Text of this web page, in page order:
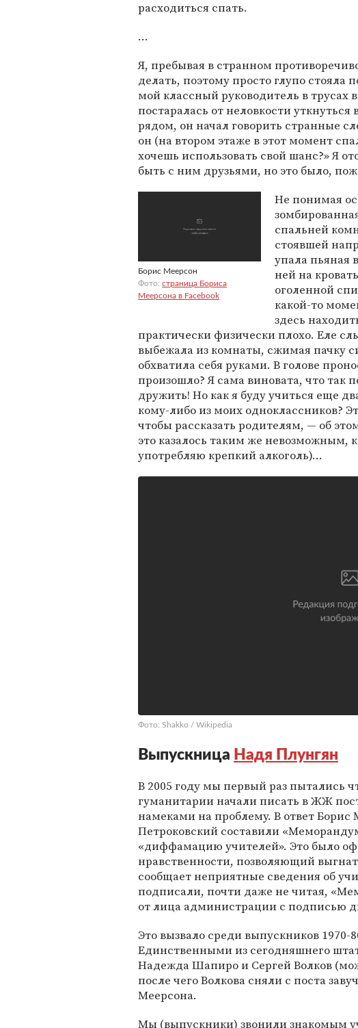
расходиться спать.
...
Я, пребывая в странном
делать, поэтому просто глупо стояла
мой классный руководитель в
постаралась от неловкости
рядом, он начал говорить странные
он (на втором этаже в этот момент
хочешь использовать свой шанс?» Я
быть с ним друзьями, но это было,
Борис Меерсон
Фото: страница Бориса
Меерсона в Facebook
Не понимая
спальней
стоявшей
упала пьяная
ней на
оголенной
какой-то
здесь
практически физически плохо. Еле
выбежала из комнаты, сжимая пачку
обхватила себя руками. В голове
произошло? Я сама виновата, что так
дружить! Но как я буду учиться еще
кому-либо из моих одноклассников?
чтобы рассказать родителям, — об
это казалось таким же невозможным,
употребляю крепкий алкоголь)...
Фото: Shakko / Wikipedia
Выпускница Надя Плунгян
В 2005 году мы первый раз пытались
гуманитарии начали писать в ЖЖ
намеками на проблему. В ответ
Петроковский составили
«диффамацию учителей». Это было
нравственности, позволяющий
сообщает неприятные сведения об
подписали, почти даже не читая,
от лица администрации с подписью
Это вызвало среди выпускников 1970-
Единственными из сегодняшнего
Надежда Шапиро и Сергей Волков
после чего Волкова сняли с поста
Меерсона.
Мы (выпускники) звонили знакомым